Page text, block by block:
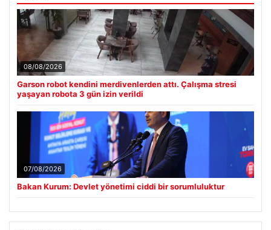
08/08/2026
Garson robot kendini merdivenlerden attı. Çalışma stresi
yaşayan robota 3 gün izin verildi
07/08/2026
Bakan Kurum: Devlet yönetimi ciddi bir sorumluluktur